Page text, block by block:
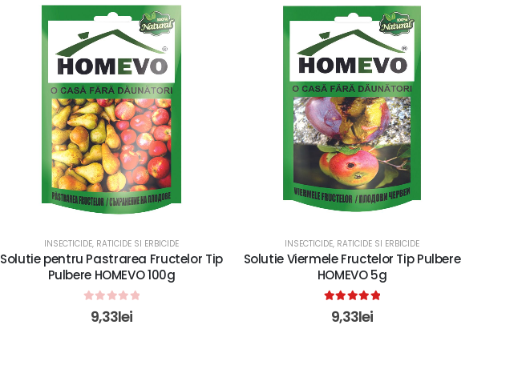
INSECTICIDE, RATICIDE SI ERBICIDE
Solutie pentru Pastrarea Fructelor Tip
Pulbere HOMEVO 100g
out of 5
9,33lei
INSECTICIDE, RATICIDE SI ERBICIDE
Solutie Viermele Fructelor Tip Pulbere
HOMEVO 5g
5.00 out of 5
9,33lei